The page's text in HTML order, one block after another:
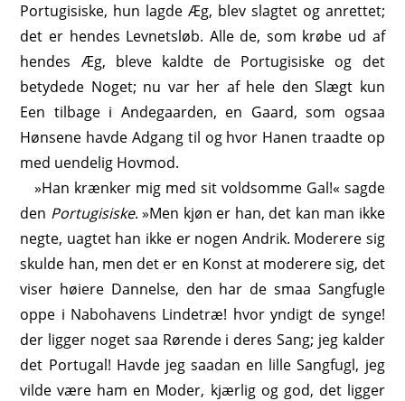
Portugisiske, hun lagde Æg, blev slagtet og anrettet;
det er hendes Levnetsløb. Alle de, som krøbe ud af
hendes Æg, bleve kaldte de Portugisiske og det
betydede Noget; nu var her af hele den Slægt kun
Een tilbage i Andegaarden, en Gaard, som ogsaa
Hønsene havde Adgang til og hvor Hanen traadte op
med uendelig Hovmod.
»Han krænker mig med sit voldsomme Gal!« sagde
den Portugisiske. »Men kjøn er han, det kan man ikke
negte, uagtet han ikke er nogen Andrik. Moderere sig
skulde han, men det er en Konst at moderere sig, det
viser høiere Dannelse, den har de smaa Sangfugle
oppe i Nabohavens Lindetræ! hvor yndigt de synge!
der ligger noget saa Rørende i deres Sang; jeg kalder
det Portugal! Havde jeg saadan en lille Sangfugl, jeg
vilde være ham en Moder, kjærlig og god, det ligger